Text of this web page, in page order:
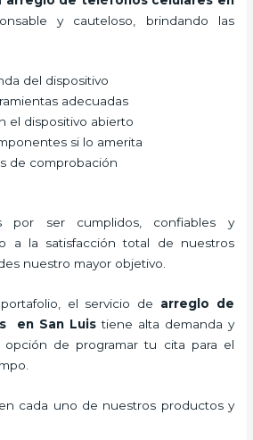
y cauteloso, brindando las
del dispositivo
adecuadas
el dispositivo abierto
si lo amerita
de comprobación
por ser cumplidos, confiables y
a la satisfacción total de nuestros
nuestro mayor objetivo.
el servicio de arreglo de
en San Luis tiene alta demanda y
de programar tu cita para el
cada uno de nuestros productos y